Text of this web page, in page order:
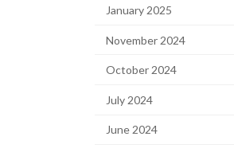
January 2025
November 2024
October 2024
July 2024
June 2024